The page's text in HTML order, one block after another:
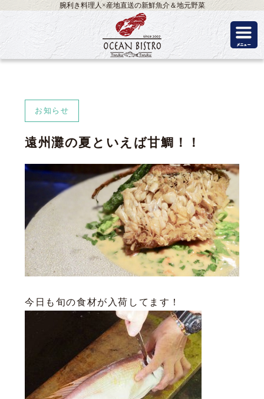
腕利き料理人×産地直送の新鮮魚介＆地元野菜
お知らせ
遠州灘の夏といえば甘鯛！！
今日も旬の食材が入荷してます！